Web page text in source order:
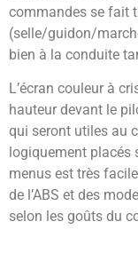
commandes se fait
(selle/guidon/
bien à la conduite
L’écran couleur à
hauteur devant le
qui seront utiles au
logiquement placés
menus est très
de l’ABS et des
selon les goûts du